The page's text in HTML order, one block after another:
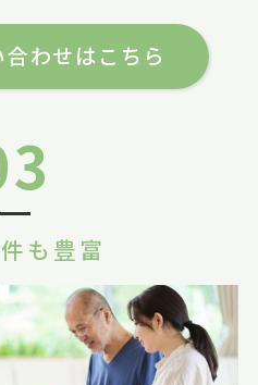
わせはこちら
も豊富